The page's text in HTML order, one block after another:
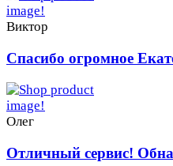
Виктор
Спасибо огромное
Олег
Отличный сервис!